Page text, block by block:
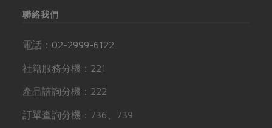
聯絡我們
電話： 02-2999-6122
社籍服務分機：221
產品諮詢分機：222
訂單查詢分機：736、739